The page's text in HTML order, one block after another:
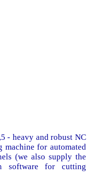
- heavy and robust NC
for automated
(we also supply the
software for cutting